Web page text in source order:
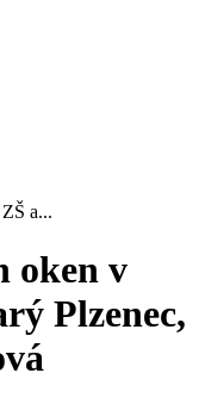
a...
oken v
Plzenec,